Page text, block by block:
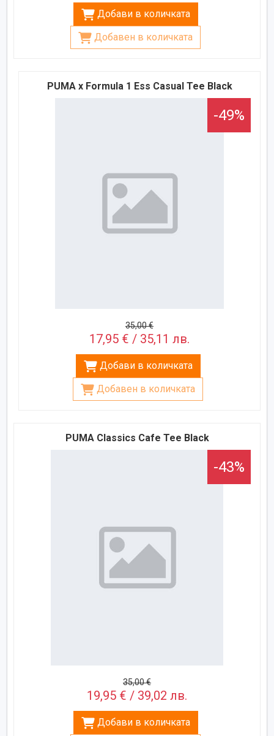
Добави в количката
Добавен в количката
PUMA x Formula 1 Ess Casual Tee Black
-49%
35,00 €
17,95 € / 35,11 лв.
Добави в количката
Добавен в количката
PUMA Classics Cafe Tee Black
-43%
35,00 €
19,95 € / 39,02 лв.
Добави в количката